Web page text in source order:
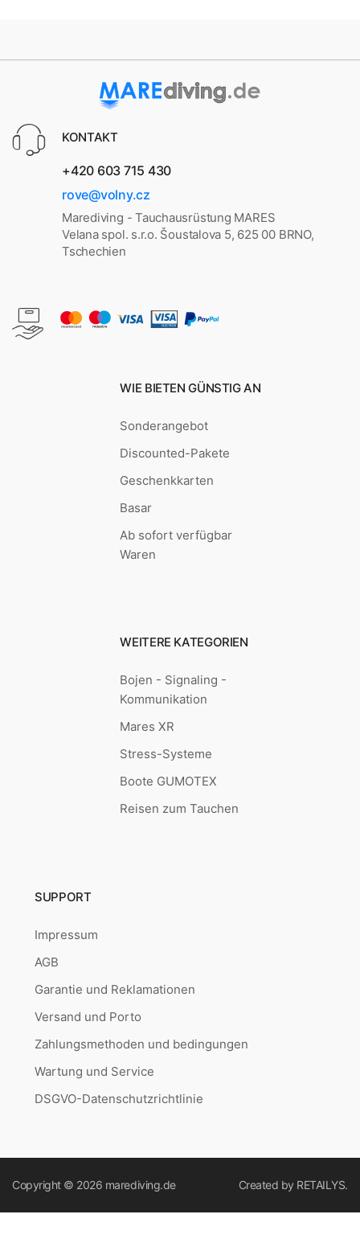
KONTAKT
+420 603 715 430
rove@volny.cz
Marediving - Tauchausrüstung MARES
Velana spol. s.r.o. Šoustalova 5, 625 00 BRNO,
Tschechien
WIE BIETEN GÜNSTIG AN
Sonderangebot
Discounted-Pakete
Geschenkkarten
Basar
Ab sofort verfügbar
Waren
WEITERE KATEGORIEN
Bojen - Signaling -
Kommunikation
Mares XR
Stress-Systeme
Boote GUMOTEX
Reisen zum Tauchen
SUPPORT
Impressum
AGB
Garantie und Reklamationen
Versand und Porto
Zahlungsmethoden und bedingungen
Wartung und Service
DSGVO-Datenschutzrichtlinie
Copyright © 2026 marediving.de Created by RETAILYS.